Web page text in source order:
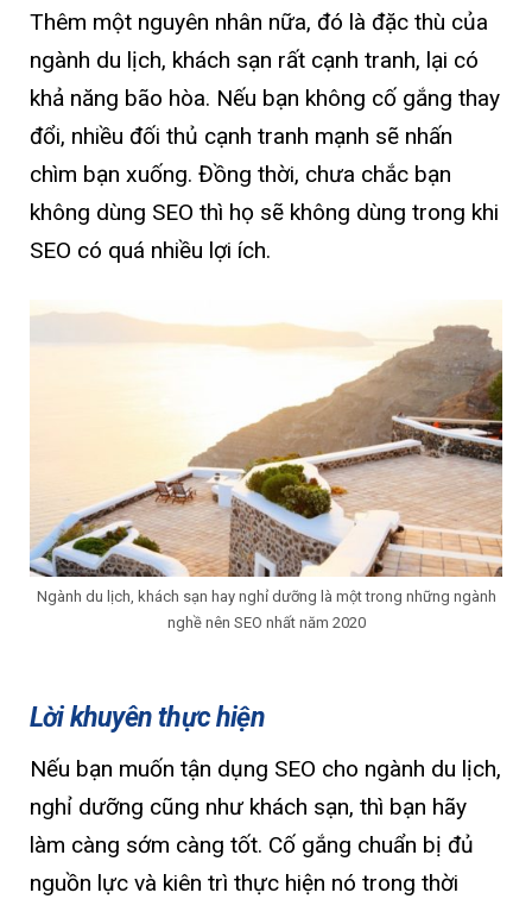
Thêm một nguyên nhân nữa, đó là đặc thù của
ngành du lịch, khách sạn rất cạnh tranh, lại có
khả năng bão hòa. Nếu bạn không cố gắng thay
đổi, nhiều đối thủ cạnh tranh mạnh sẽ nhấn
chìm bạn xuống. Đồng thời, chưa chắc bạn
không dùng SEO thì họ sẽ không dùng trong khi
SEO có quá nhiều lợi ích.
Ngành du lịch, khách sạn hay nghỉ dưỡng là một trong những ngành
nghề nên SEO nhất năm 2020
Lời khuyên thực hiện
Nếu bạn muốn tận dụng SEO cho ngành du lịch,
nghỉ dưỡng cũng như khách sạn, thì bạn hãy
làm càng sớm càng tốt. Cố gắng chuẩn bị đủ
nguồn lực và kiên trì thực hiện nó trong thời